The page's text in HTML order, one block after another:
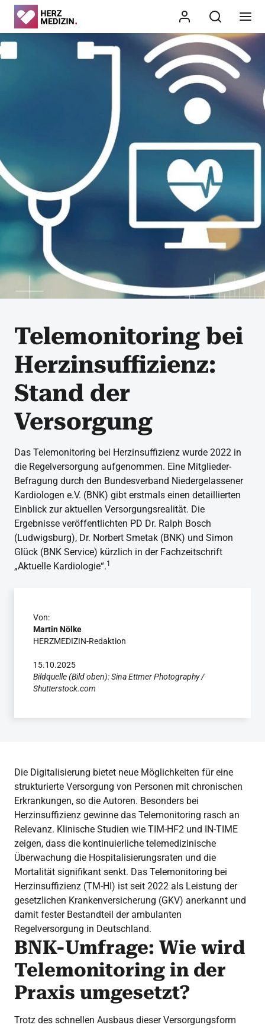
Telemonitoring bei
Herzinsuffizienz:
Stand der
Versorgung
Das Telemonitoring bei Herzinsuffizienz wurde 2022 in
die Regelversorgung aufgenommen. Eine Mitglieder-
Befragung durch den Bundesverband Niedergelassener
Kardiologen e.V. (BNK) gibt erstmals einen detaillierten
Einblick zur aktuellen Versorgungsrealität. Die
Ergebnisse veröffentlichten PD Dr. Ralph Bosch
(Ludwigsburg), Dr. Norbert Smetak (BNK) und Simon
Glück (BNK Service) kürzlich in der Fachzeitschrift
„Aktuelle Kardiologie“.1
Von:
Martin Nölke
HERZMEDIZIN-Redaktion
15.10.2025
Bildquelle (Bild oben): Sina Ettmer Photography /
Shutterstock.com
Die Digitalisierung bietet neue Möglichkeiten für eine
strukturierte Versorgung von Personen mit chronischen
Erkrankungen, so die Autoren. Besonders bei
Herzinsuffizienz gewinne das Telemonitoring rasch an
Relevanz. Klinische Studien wie TIM-HF2 und IN-TIME
zeigen, dass die kontinuierliche telemedizinische
Überwachung die Hospitalisierungsraten und die
Mortalität signifikant senkt. Das Telemonitoring bei
Herzinsuffizienz (TM-HI) ist seit 2022 als Leistung der
gesetzlichen Krankenversicherung (GKV) anerkannt und
damit fester Bestandteil der ambulanten
Regelversorgung in Deutschland.
BNK-Umfrage: Wie wird
Telemonitoring in der
Praxis umgesetzt?
Trotz des schnellen Ausbaus dieser Versorgungsform